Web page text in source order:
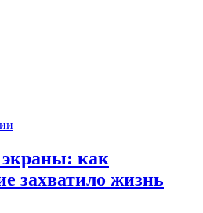
экраны: как
захватило жизнь